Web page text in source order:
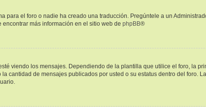
para el foro o nadie ha creado una traducción. Pregúntele a un
más información en el sitio web de phpBB®
viendo los mensajes. Dependiendo de la plantilla que utilice el foro, la
cantidad de mensajes publicados por usted o su estatus dentro del foro.